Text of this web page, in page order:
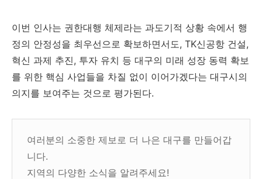
이번 인사는 권한대행 체제라는 과도기적 상황 속에서 행
정의 안정성을 최우선으로 확보하면서도, TK신공항 건설,
혁신 과제 추진, 투자 유치 등 대구의 미래 성장 동력 확보
를 위한 핵심 사업들을 차질 없이 이어가겠다는 대구시의
의지를 보여주는 것으로 평가된다.
여러분의 소중한 제보로 더 나은 대구를 만들어갑
니다.
지역의 다양한 소식을 알려주세요!